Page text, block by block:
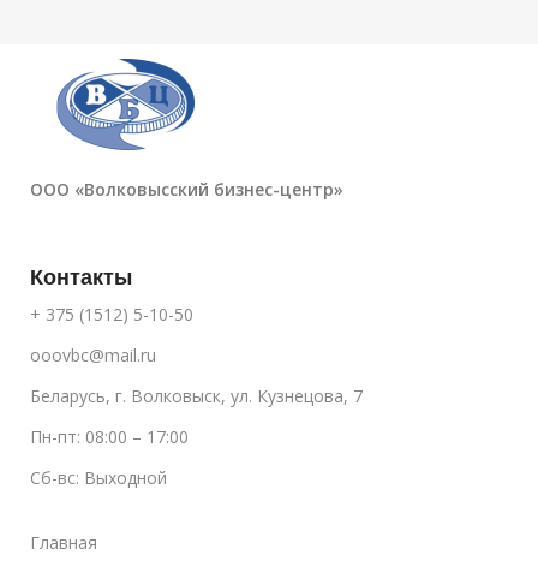
ООО «Волковысский бизнес-центр»
Контакты
+ 375 (1512) 5-10-50
ooovbc@mail.ru
Беларусь, г. Волковыск, ул. Кузнецова, 7
Пн-пт: 08:00 – 17:00
Сб-вс: Выходной
Главная